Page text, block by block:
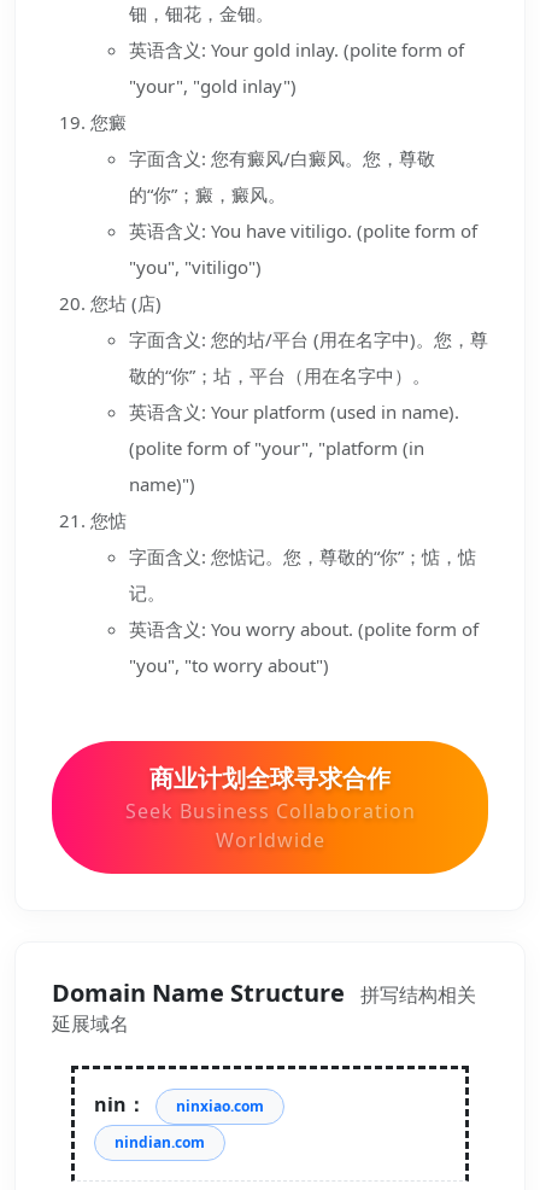
钿，钿花，金钿。
英语含义: Your gold inlay. (polite form of
"your", "gold inlay")
您癜
字面含义: 您有癜风/白癜风。您，尊敬
的“你”；癜，癜风。
英语含义: You have vitiligo. (polite form of
"you", "vitiligo")
您坫 (店)
字面含义: 您的坫/平台 (用在名字中)。您，尊
敬的“你”；坫，平台（用在名字中）。
英语含义: Your platform (used in name).
(polite form of "your", "platform (in
name)")
您惦
字面含义: 您惦记。您，尊敬的“你”；惦，惦
记。
英语含义: You worry about. (polite form of
"you", "to worry about")
商业计划全球寻求合作
Seek Business Collaboration
Worldwide
Domain Name Structure
拼写结构相关
延展域名
nin：
ninxiao.com
nindian.com